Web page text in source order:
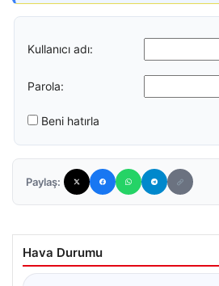
Kullanıcı adı:
Parola:
Beni hatırla
Paylaş:
Hava Durumu